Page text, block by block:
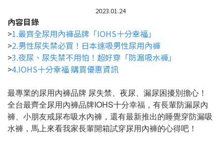
2023.01.24
內容目錄
>1.最齊全尿用內褲品牌「IOHS十分幸福」
>2.男性尿失禁必買！日本速吸男性尿用內褲
>3.夜尿、尿失禁不用怕！超好穿「防漏吸水褲」
>4.IOHS十分幸福 購買優惠資訊
最專業的尿用內褲品牌 尿失禁、夜尿、漏尿困擾別擔心！
全台最齊全尿用內褲品牌IOHS十分幸福，有長輩防漏尿內
褲、小朋友戒尿布吸水內褲，還有最新推出的睡覺穿防漏吸
水褲，馬上來看我家長輩開箱試穿尿用內褲的心得吧！